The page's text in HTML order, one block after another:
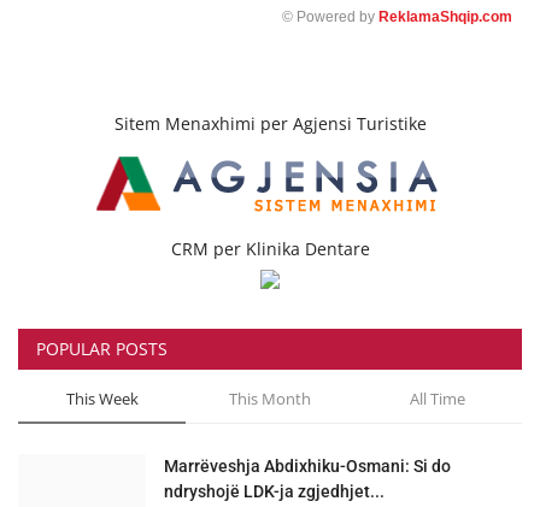
© Powered by ReklamaShqip.com
Sitem Menaxhimi per Agjensi Turistike
CRM per Klinika Dentare
POPULAR POSTS
This Week This Month All Time
Marrëveshja Abdixhiku-Osmani: Si do
ndryshojë LDK-ja zgjedhjet...